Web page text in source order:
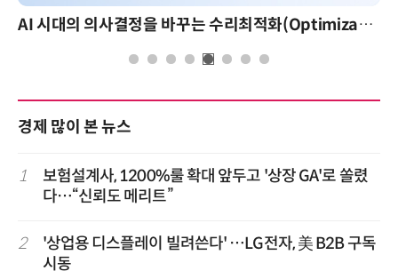
AI 시대의 의사결정을 바꾸는 수리최적화(Optimization): 실제 산업 적용 사례와 활용 전략
경제 많이 본 뉴스
1
보험설계사, 1200%룰 확대 앞두고 '상장 GA'로 쏠렸
다…“신뢰도 메리트”
2
'상업용 디스플레이 빌려쓴다' …LG전자, 美 B2B 구독
시동